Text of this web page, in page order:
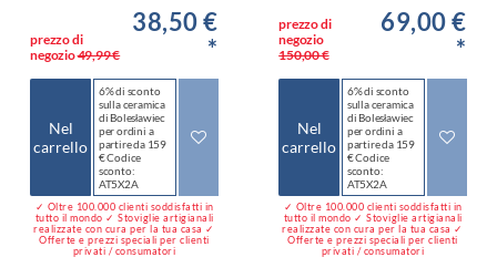
prezzo di
negozio49,99 €
38,50 €
*
Nel
carrello
6% di sconto
sulla ceramica
di Bolesławiec
per ordini a
partire da 159
€ Codice
sconto:
AT5X2A
✓ Oltre 100.000 clienti soddisfatti in
tutto il mondo ✓ Stoviglie artigianali
realizzate con cura per la tua casa ✓
Offerte e prezzi speciali per clienti
privati / consumatori
prezzo di
negozio
150,00 €
69,00 €
*
Nel
carrello
6% di sconto
sulla ceramica
di Bolesławiec
per ordini a
partire da 159
€ Codice
sconto:
AT5X2A
✓ Oltre 100.000 clienti soddisfatti in
tutto il mondo ✓ Stoviglie artigianali
realizzate con cura per la tua casa ✓
Offerte e prezzi speciali per clienti
privati / consumatori